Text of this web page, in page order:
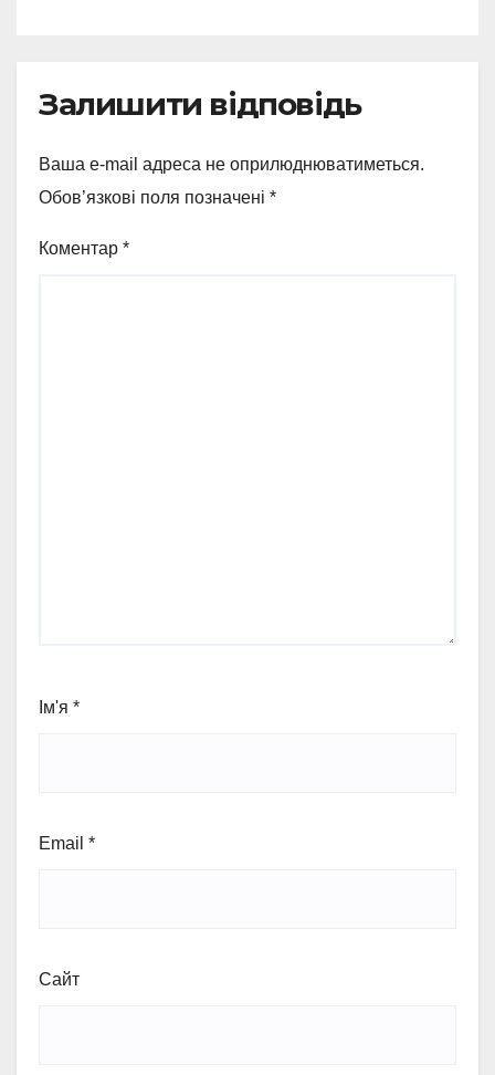
Залишити відповідь
Ваша e-mail адреса не оприлюднюватиметься.
Обов’язкові поля позначені *
Коментар *
Ім'я *
Email *
Сайт